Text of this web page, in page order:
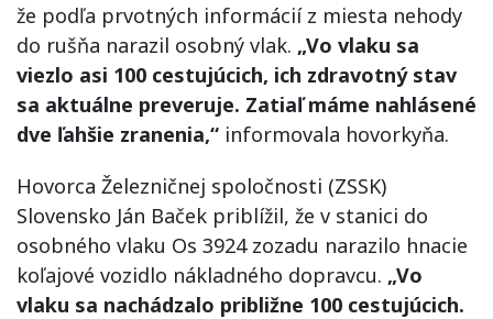
že podľa prvotných informácií z miesta nehody
do rušňa narazil osobný vlak. „Vo vlaku sa
viezlo asi 100 cestujúcich, ich zdravotný stav
sa aktuálne preveruje. Zatiaľ máme nahlásené
dve ľahšie zranenia,“ informovala hovorkyňa.
Hovorca Železničnej spoločnosti (ZSSK)
Slovensko Ján Baček priblížil, že v stanici do
osobného vlaku Os 3924 zozadu narazilo hnacie
koľajové vozidlo nákladného dopravcu. „Vo
vlaku sa nachádzalo približne 100 cestujúcich.